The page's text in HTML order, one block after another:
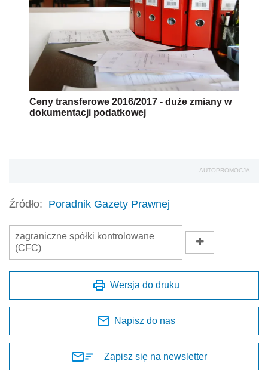
Ceny transferowe 2016/2017 - duże zmiany w
dokumentacji podatkowej
AUTOPROMOCJA
Źródło: Poradnik Gazety Prawnej
zagraniczne spółki kontrolowane
(CFC)
Wersja do druku
Napisz do nas
Zapisz się na newsletter